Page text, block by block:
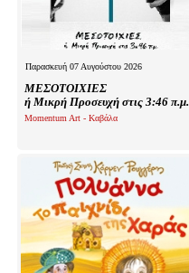
Παρασκευή 07 Αυγούστου 2026
ΜΕΣΟΤΟΙΧΙΕΣ
ή Μικρή Προσευχή στις 3:46 π.μ.
Momentum Art - Καβάλα